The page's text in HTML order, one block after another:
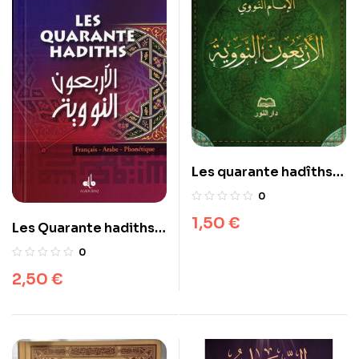
Les Quarante hadiths
al-bouraq 0
2,50 €
Les quarante hadîths
(arabe) – الاربعون النووية
0
1,50 €